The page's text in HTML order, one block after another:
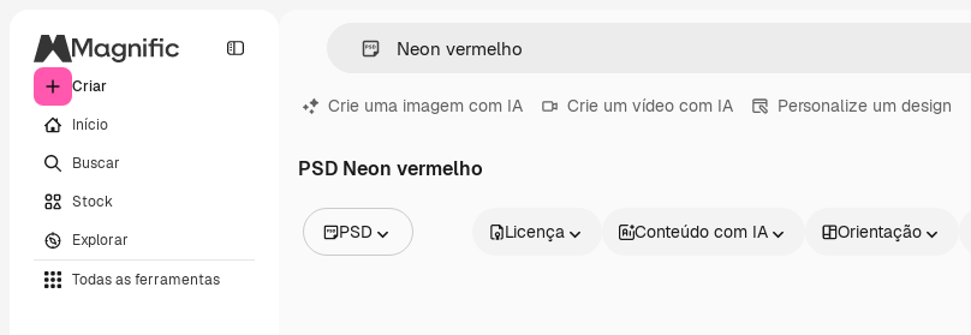
Criar
Início
Buscar
Stock
Explorar
Todas as ferramentas
Crie uma imagem com IA Crie um vídeo com IA Personalize um design
PSD Neon vermelho
PSD Licença Conteúdo com IA Orientação